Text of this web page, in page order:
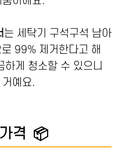
는 세탁기 구석구석 남아
99% 제거한다고 해
하게 청소할 수 있으니
예요.
격 📦